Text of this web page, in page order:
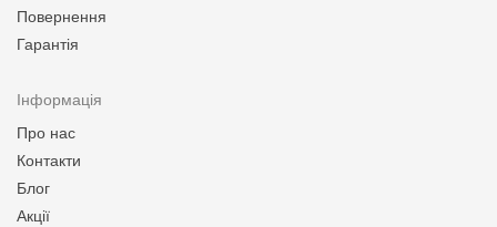
Повернення
Гарантія
Інформація
Про нас
Контакти
Блог
Акції